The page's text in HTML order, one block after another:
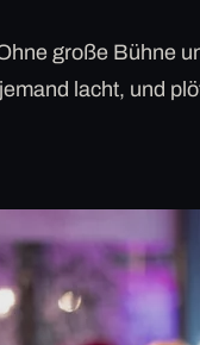
große Bühne
lacht, und